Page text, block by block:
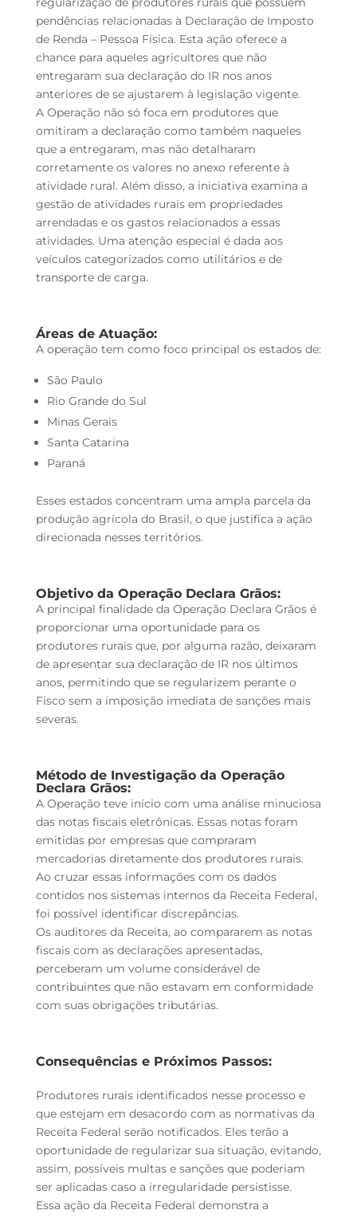
pendências relacionadas à Declaração de Imposto
de Renda – Pessoa Física. Esta ação oferece a
chance para aqueles agricultores que não
entregaram sua declaração do IR nos anos
anteriores de se ajustarem à legislação vigente.
A Operação não só foca em produtores que
omitiram a declaração como também naqueles
que a entregaram, mas não detalharam
corretamente os valores no anexo referente à
atividade rural. Além disso, a iniciativa examina a
gestão de atividades rurais em propriedades
arrendadas e os gastos relacionados a essas
atividades. Uma atenção especial é dada aos
veículos categorizados como utilitários e de
transporte de carga.
Áreas de Atuação:
A operação tem como foco principal os estados de:
São Paulo
Rio Grande do Sul
Minas Gerais
Santa Catarina
Paraná
Esses estados concentram uma ampla parcela da
produção agrícola do Brasil, o que justifica a ação
direcionada nesses territórios.
Objetivo da Operação Declara Grãos:
A principal finalidade da Operação Declara Grãos é
proporcionar uma oportunidade para os
produtores rurais que, por alguma razão, deixaram
de apresentar sua declaração de IR nos últimos
anos, permitindo que se regularizem perante o
Fisco sem a imposição imediata de sanções mais
severas.
Método de Investigação da Operação
Declara Grãos:
A Operação teve início com uma análise minuciosa
das notas fiscais eletrônicas. Essas notas foram
emitidas por empresas que compraram
mercadorias diretamente dos produtores rurais.
Ao cruzar essas informações com os dados
contidos nos sistemas internos da Receita Federal,
foi possível identificar discrepâncias.
Os auditores da Receita, ao compararem as notas
fiscais com as declarações apresentadas,
perceberam um volume considerável de
contribuintes que não estavam em conformidade
com suas obrigações tributárias.
Consequências e Próximos Passos:
Produtores rurais identificados nesse processo e
que estejam em desacordo com as normativas da
Receita Federal serão notificados. Eles terão a
oportunidade de regularizar sua situação, evitando,
assim, possíveis multas e sanções que poderiam
ser aplicadas caso a irregularidade persistisse.
Essa ação da Receita Federal demonstra a